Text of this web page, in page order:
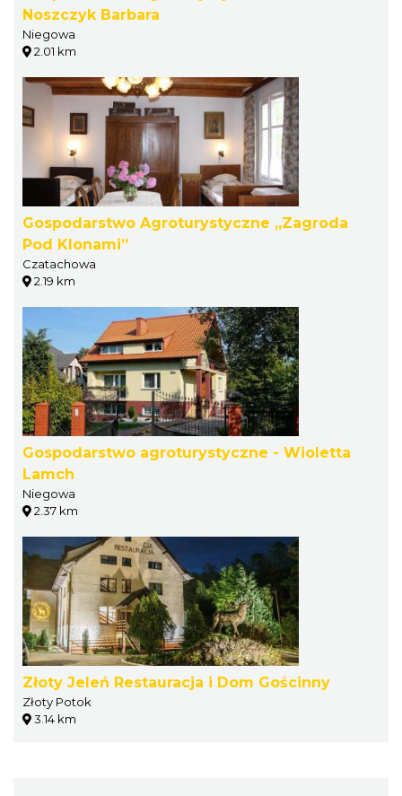
Noszczyk Barbara
Niegowa
2.01 km
Gospodarstwo Agroturystyczne „Zagroda
Pod Klonami”
Czatachowa
2.19 km
Gospodarstwo agroturystyczne - Wioletta
Lamch
Niegowa
2.37 km
Złoty Jeleń Restauracja i Dom Gościnny
Złoty Potok
3.14 km